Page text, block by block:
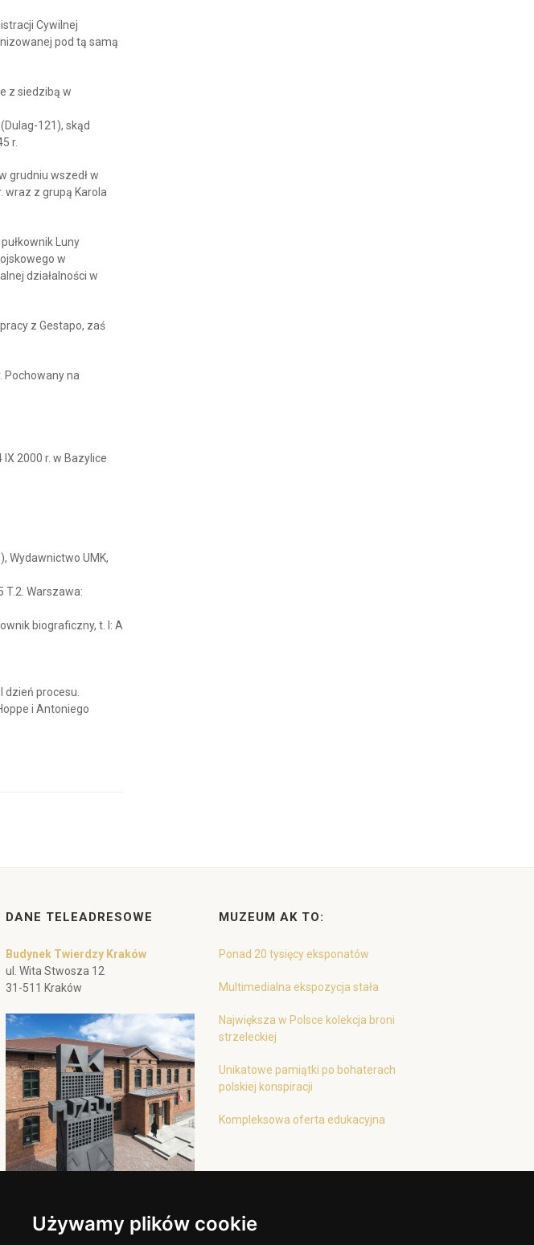
Używamy plików cookie
Cywilnej
pod tą samą
z siedzibą w
121), skąd
r.
grudniu wszedł w
wraz z grupą Karola
Luny
w
działalności w
z Gestapo, zaś
Pochowany na
2000 r. w Bazylice
Wydawnictwo UMK,
Warszawa:
biograficzny, t. I: A
dzień procesu.
i Antoniego
DANE TELEADRESOWE
Budynek Twierdzy Kraków
ul. Wita Stwosza 12
31-511 Kraków
MUZEUM AK TO:
Ponad 20 tysięcy eksponatów
Multimedialna ekspozycja stała
Największa w Polsce kolekcja broni
strzeleckiej
Unikatowe pamiątki po bohaterach
polskiej konspiracji
Kompleksowa oferta edukacyjna